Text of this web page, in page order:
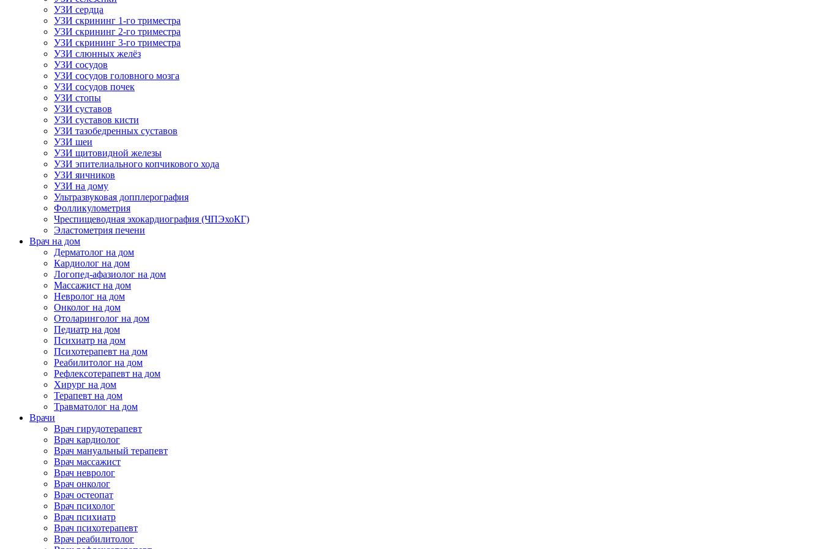
УЗИ сердца
УЗИ скрининг 1-го триместра
УЗИ скрининг 2-го триместра
УЗИ скрининг 3-го триместра
УЗИ слюнных желёз
УЗИ сосудов
УЗИ сосудов головного мозга
УЗИ сосудов почек
УЗИ стопы
УЗИ суставов
УЗИ суставов кисти
УЗИ тазобедренных суставов
УЗИ шеи
УЗИ щитовидной железы
УЗИ эпителиального копчикового хода
УЗИ яичников
УЗИ на дому
Ультразвуковая допплерография
Фолликулометрия
Чреспищеводная эхокардиография (ЧПЭхоКГ)
Эластометрия печени
Врач на дом
Дерматолог на дом
Кардиолог на дом
Логопед-афазиолог на дом
Массажист на дом
Невролог на дом
Онколог на дом
Отоларинголог на дом
Педиатр на дом
Психиатр на дом
Психотерапевт на дом
Реабилитолог на дом
Рефлексотерапевт на дом
Хирург на дом
Терапевт на дом
Травматолог на дом
Врачи
Врач гирудотерапевт
Врач кардиолог
Врач мануальный терапевт
Врач массажист
Врач невролог
Врач онколог
Врач остеопат
Врач психолог
Врач психиатр
Врач психотерапевт
Врач реабилитолог